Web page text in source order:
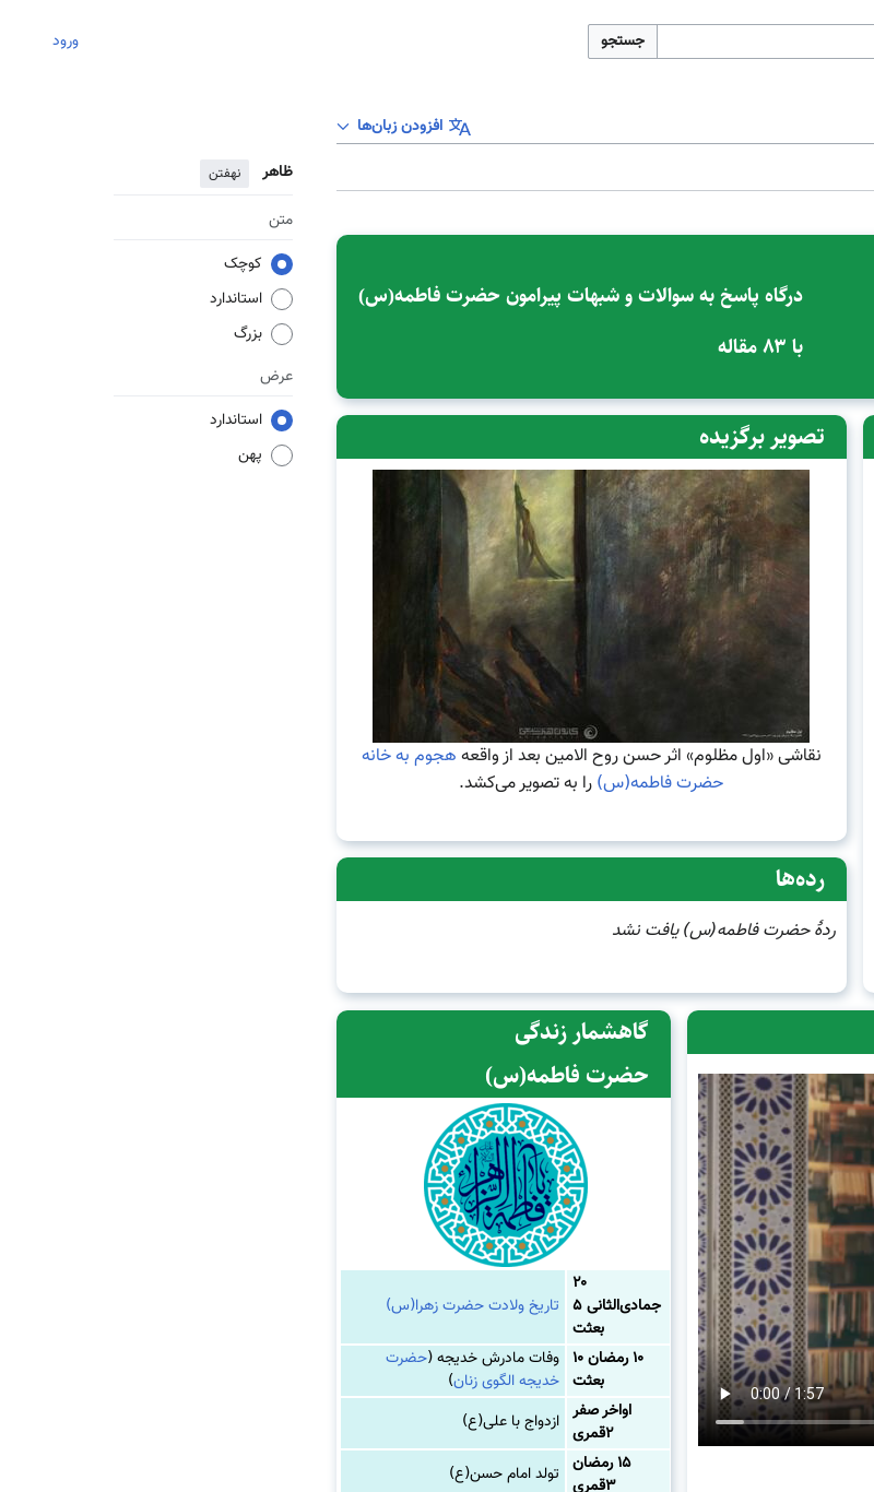
جستجو ورود
افزودن زبان‌ها
ظاهر نهفتن
متن
کوچک
استاندارد
بزرگ
عرض
استاندارد
پهن
درگاه پاسخ به سوالات و شبهات پیرامون حضرت فاطمه(س)
با ۸۳ مقاله
تصویر برگزیده
نقاشی «اول مظلوم» اثر حسن روح الامین بعد از واقعه هجوم به خانه
حضرت فاطمه(س) را به تصویر می‌کشد.
رده‌ها
ردهٔحضرت فاطمه(س)یافت نشد
گاهشمار زندگی
حضرت فاطمه(س)
۲۰
جمادی‌الثانی ۵
بعثت
تاریخ ولادت حضرت زهرا(س)
۱۰ رمضان ۱۰
بعثت
وفات مادرش خدیجه (حضرت
خدیجه الگوی زنان)
اواخر صفر
۲قمری
ازدواج با علی(ع)
۱۵ رمضان
۳قمری
تولدامام حسن(ع)